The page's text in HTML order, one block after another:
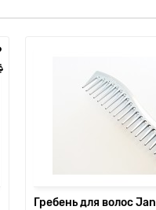
Гребень для волос